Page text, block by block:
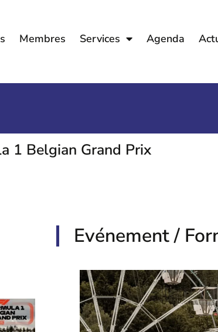
Membres Services Agenda
1 Belgian Grand Prix
Evénement /